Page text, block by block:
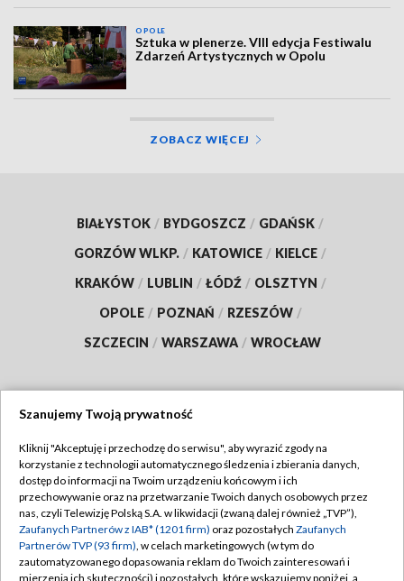
OPOLE
Sztuka w plenerze. VIII edycja Festiwalu
Zdarzeń Artystycznych w Opolu
ZOBACZ WIĘCEJ
BIAŁYSTOK / BYDGOSZCZ / GDAŃSK /
GORZÓW WLKP. / KATOWICE / KIELCE /
KRAKÓW / LUBLIN / ŁÓDŹ / OLSZTYN /
OPOLE / POZNAŃ / RZESZÓW /
SZCZECIN / WARSZAWA / WROCŁAW
TVP
Abonament TVP
Emisja w TVP
Centrum informacji TVP
Regulamin TVP
Polityka prywatności
Moje zgody
Szanujemy Twoją prywatność
Kliknij "Akceptuję i przechodzę do serwisu", aby wyrazić zgody na
korzystanie z technologii automatycznego śledzenia i zbierania danych,
dostęp do informacji na Twoim urządzeniu końcowym i ich
przechowywanie oraz na przetwarzanie Twoich danych osobowych przez
nas, czyli Telewizję Polską S.A. w likwidacji (zwaną dalej również „TVP”),
Zaufanych Partnerów z IAB* (1201 firm) oraz pozostałych Zaufanych
Partnerów TVP (93 firm), w celach marketingowych (w tym do
zautomatyzowanego dopasowania reklam do Twoich zainteresowań i
mierzenia ich skuteczności) i pozostałych, które wskazujemy poniżej, a